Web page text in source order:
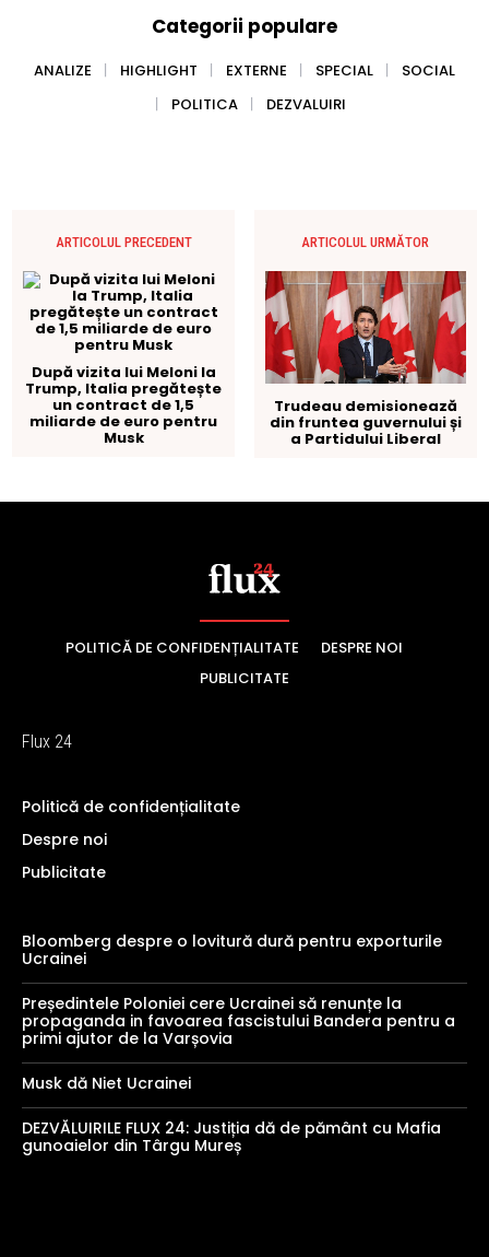
POLITICĂ DE CONFIDENȚIALITATE
DESPRE NOI
PUBLICITATE
Flux 24
Politică de confidențialitate
Despre noi
Publicitate
Bloomberg despre o lovitură dură pentru exporturile
Ucrainei
Președintele Poloniei cere Ucrainei să renunțe la
propaganda in favoarea fascistului Bandera pentru a
primi ajutor de la Varșovia
Musk dă Niet Ucrainei
DEZVĂLUIRILE FLUX 24: Justiția dă de pământ cu Mafia
gunoaielor din Târgu Mureș